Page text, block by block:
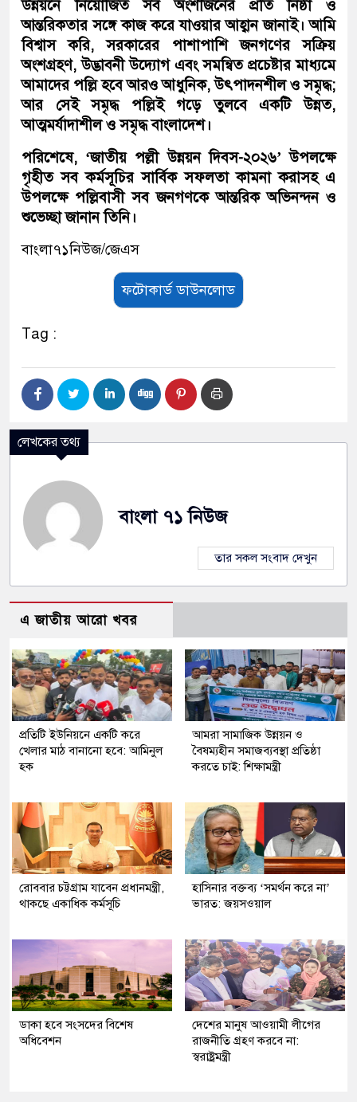
উন্নয়নে নিয়োজিত সব অংশীজনের প্রতি নিষ্ঠা ও
আন্তরিকতার সঙ্গে কাজ করে যাওয়ার আহ্বান জানাই। আমি
বিশ্বাস করি, সরকারের পাশাপাশি জনগণের সক্রিয়
অংশগ্রহণ, উদ্ভাবনী উদ্যোগ এবং সমন্বিত প্রচেষ্টার মাধ্যমে
আমাদের পল্লি হবে আরও আধুনিক, উৎপাদনশীল ও সমৃদ্ধ;
আর সেই সমৃদ্ধ পল্লিই গড়ে তুলবে একটি উন্নত,
আত্মমর্যাদাশীল ও সমৃদ্ধ বাংলাদেশ।
পরিশেষে, ‘জাতীয় পল্লী উন্নয়ন দিবস-২০২৬’ উপলক্ষে
গৃহীত সব কর্মসূচির সার্বিক সফলতা কামনা করাসহ এ
উপলক্ষে পল্লিবাসী সব জনগণকে আন্তরিক অভিনন্দন ও
শুভেচ্ছা জানান তিনি।
বাংলা৭১নিউজ/জেএস
ফটোকার্ড ডাউনলোড
Tag :
লেখকের তথ্য
বাংলা ৭১ নিউজ
তার সকল সংবাদ দেখুন
এ জাতীয় আরো খবর
প্রতিটি ইউনিয়নে একটি করে
খেলার মাঠ বানানো হবে: আমিনুল
হক
আমরা সামাজিক উন্নয়ন ও
বৈষম্যহীন সমাজব্যবস্থা প্রতিষ্ঠা
করতে চাই: শিক্ষামন্ত্রী
রোববার চট্টগ্রাম যাবেন প্রধানমন্ত্রী,
থাকছে একাধিক কর্মসূচি
হাসিনার বক্তব্য ‘সমর্থন করে না’
ভারত: জয়সওয়াল
ডাকা হবে সংসদের বিশেষ
অধিবেশন
দেশের মানুষ আওয়ামী লীগের
রাজনীতি গ্রহণ করবে না:
স্বরাষ্ট্রমন্ত্রী